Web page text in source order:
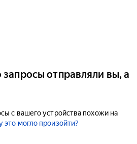
отправляли вы, а
с вашего устройства похожи на
это могло произойти?